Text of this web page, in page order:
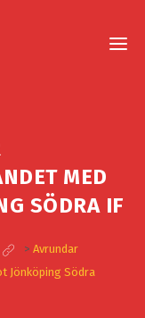
MED
SÖDRA IF
> Avrundar
Jönköping Södra